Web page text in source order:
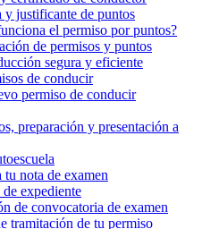
y justificante de puntos
el permiso por puntos?
de permisos y puntos
segura y eficiente
de conducir
permiso de conducir
preparación y presentación a
tu nota de examen
expediente
de convocatoria de examen
tramitación de tu permiso